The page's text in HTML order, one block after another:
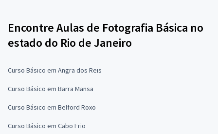
Encontre Aulas de Fotografia Básica no
estado do Rio de Janeiro
Curso Básico em Angra dos Reis
Curso Básico em Barra Mansa
Curso Básico em Belford Roxo
Curso Básico em Cabo Frio